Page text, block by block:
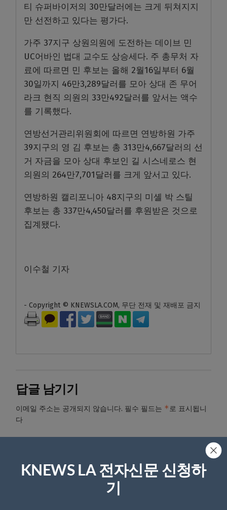
티 슈퍼바이저의 30만달러에는 크게 뒤쳐지지
만 선전하고 있다는 평가다.
가주 37지구 상원의원에 도전하는 데이브 민
UC어바인 법대 교수도 상승세다. 주 총무처 자
료에 따르면 민 후보는 올해 2월16일부터 6월
30일까지 46만3,289달러를 모아 상대 존 무어
라크 현직 의원의 33만492달러를 앞서는 액수
를 기록했다.
연방선거관리위원회에 따르면 연방하원 가주
39지구의 영 김 후보는 총 313만4,667달러의 선
거 자금을 모아 상대 후보인 길 시스네로스 현
의원의 264만7,701달러를 크게 앞서고 있다.
연방하원 캘리포니아 48지구의 미셸 박 스틸
후보는 총 337만4,450달러를 후원받은 것으로
집계됐다.
이수철 기자
- Copyright © KNEWSLA.COM, 무단 전재 및 재배포 금지
답글 남기기
이메일 주소는 공개되지 않습니다. 필수 필드는 *로 표시됩니
다
KNEWS LA 전자신문 신청하
기